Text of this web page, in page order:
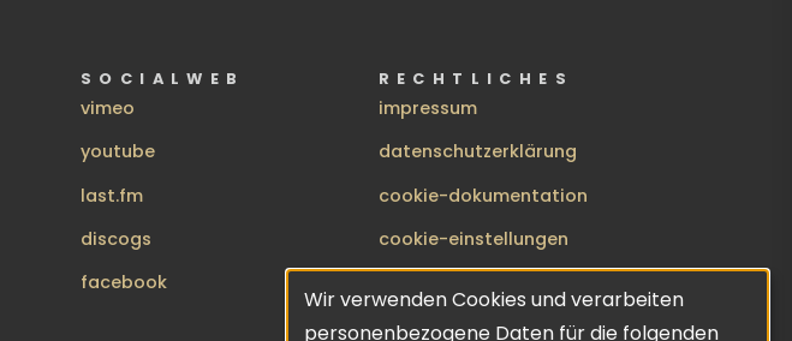
SOCIALWEB
vimeo
youtube
last.fm
discogs
facebook
RECHTLICHES
impressum
datenschutzerklärung
cookie-dokumentation
cookie-einstellungen
BENUTZERMENÜ
anmelden
Wir verwenden Cookies und verarbeiten
personenbezogene Daten für die folgenden